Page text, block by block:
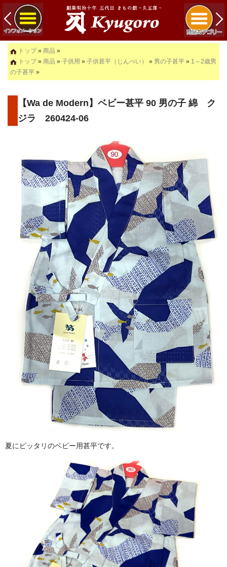
トップ» 商品 »
トップ» 商品 » 子供用 » 子供甚平（じんべい） » 男の子甚平 » 1～2歳男
の子甚平 »
【Wa de Modern】ベビー甚平 90 男の子 綿 ク
ジラ 260424-06
夏にピッタリのベビー用甚平です。